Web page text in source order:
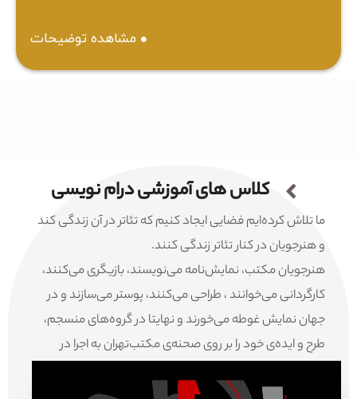
مشاهده توضیحات
کلاس های آموزشی درام نویسی
ما تلاش کرده‌ایم فضایی ایجاد کنیم که تئاتر در آن زندگی کند
و هنرجویان در کنار تئاتر زندگی کنند.
هنرجویان مکتب، نمایش‌نامه می‌نویسند، بازیگری می‌کنند،
کارگردانی می‌خوانند ، طراحی می‌کنند، پوستر می‌سازند و در
جهان نمایش غوطه می‌خورند و نهایتا در گروه‌های منسجم،
طرح و ایده‌ی خود را بر روی صحنه‌ی مکتب‌تهران به اجرا در